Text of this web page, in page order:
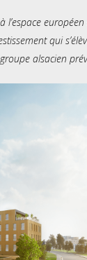
qui
groupe alsacien